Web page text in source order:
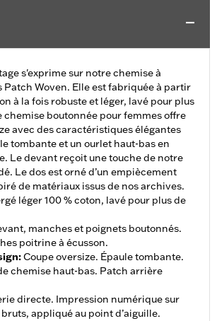
s'exprime sur notre chemise à
Patch Woven. Elle est fabriquée à partir
à la fois robuste et léger, lavé pour plus
chemise boutonnée pour femmes offre
avec des caractéristiques élégantes
tombante et un ourlet haut-bas en
Le devant reçoit une touche de notre
Le dos est orné d’un empiècement
de matériaux issus de nos archives.
léger 100 % coton, lavé pour plus de
manches et poignets boutonnés.
poitrine à écusson.
:Coupe oversize. Épaule tombante.
chemise haut-bas. Patch arrière
directe. Impression numérique sur
appliqué au point d’aiguille.